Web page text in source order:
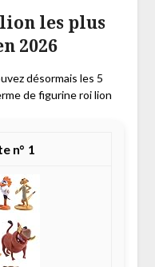
les plus
2026
désormais les 5
de figurine roi lion
1